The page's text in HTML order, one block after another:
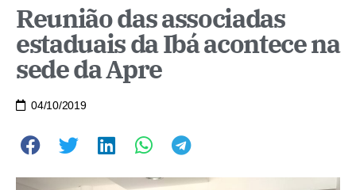
Reunião das associadas
estaduais da Ibá acontece na
sede da Apre
04/10/2019